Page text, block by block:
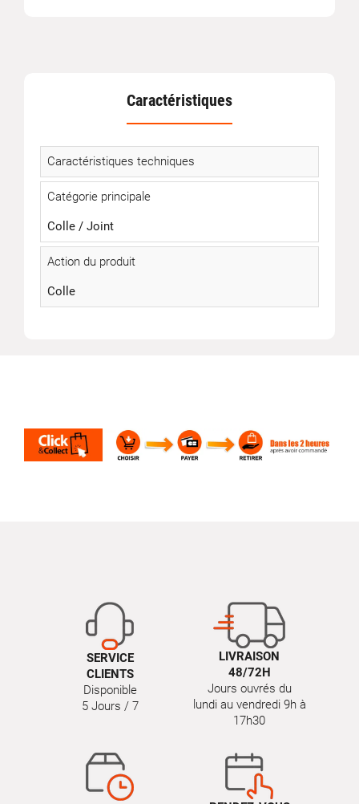
Caractéristiques
Caractéristiques techniques
Catégorie principale
Colle / Joint
Action du produit
Colle
SERVICE
CLIENTS
Disponible
5 Jours / 7
LIVRAISON
48/72H
Jours ouvrés du
lundi au vendredi 9h à
17h30